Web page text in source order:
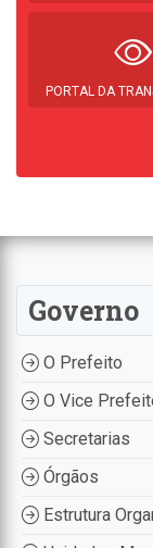
PORTAL DA
Governo
O Prefeito
O Vice
Secretarias
Órgãos
Estrutura